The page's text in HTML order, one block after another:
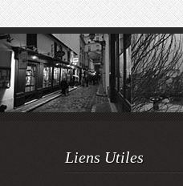
Liens Utiles